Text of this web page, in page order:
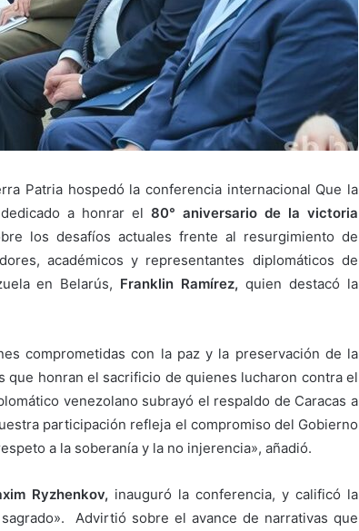
Patria hospedó la conferencia internacional Que la
a honrar el 80° aniversario de la victoria
los desafíos actuales frente al resurgimiento de
académicos y representantes diplomáticos de
en Belarús, Franklin Ramírez, quien destacó la
comprometidas con la paz y la preservación de la
que honran el sacrificio de quienes lucharon contra el
venezolano subrayó el respaldo de Caracas a
participación refleja el compromiso del Gobierno
a la soberanía y la no injerencia», añadió.
Ryzhenkov, inauguró la conferencia, y calificó la
Advirtió sobre el avance de narrativas que